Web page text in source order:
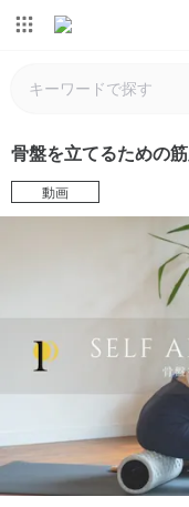
骨盤を立てるための
動画